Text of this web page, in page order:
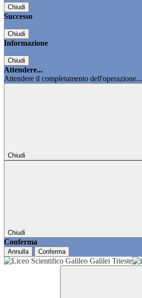
Chiudi
Successo
Chiudi
Informazione
Chiudi
Attendere...
Attendere il completamento dell'operazione...
Chiudi
Chiudi
Conferma
Annulla Conferma